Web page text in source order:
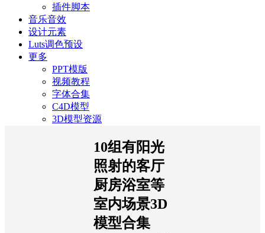
插件脚本
音乐音效
设计元素
Luts调色预设
更多
PPT模版
视频教程
字体合集
C4D模型
3D模型资源
10组有阳光
照射的客厅
厨房浴室等
室内场景3D
模型合集